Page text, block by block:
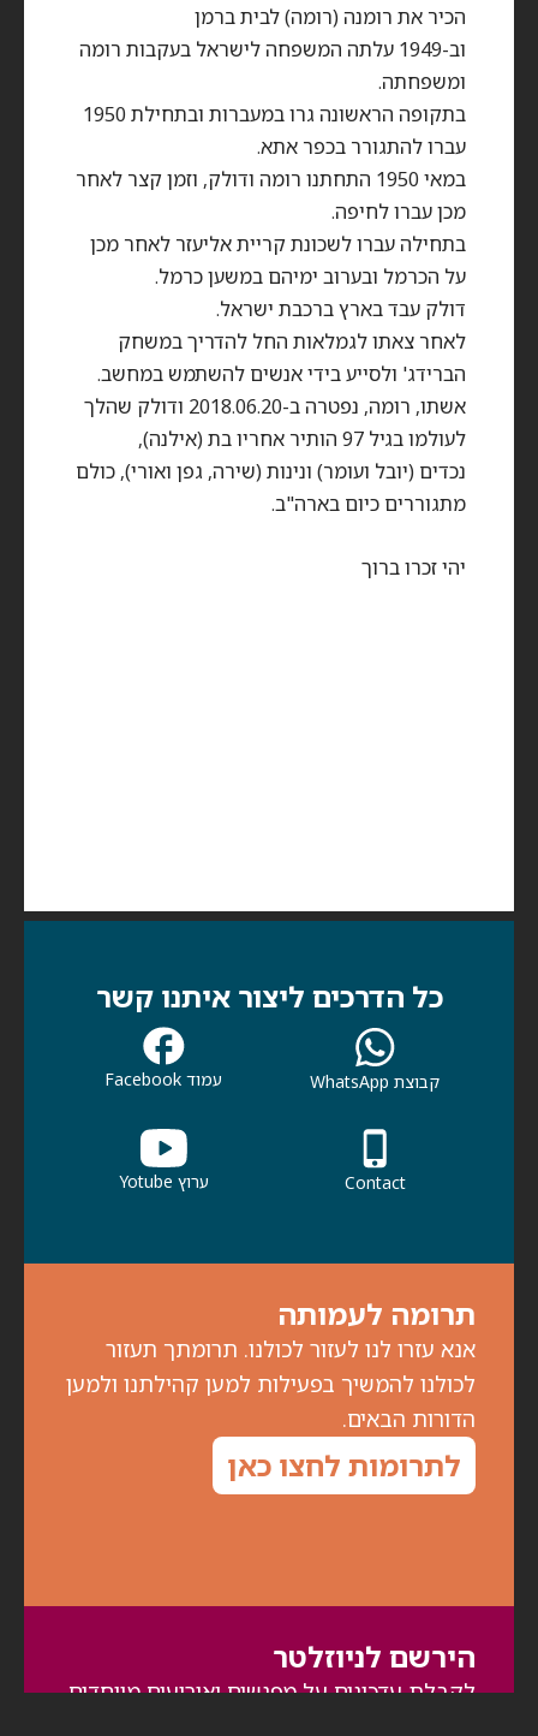
הכיר את רומנה (רומה) לבית ברמן
וב-1949 עלתה המשפחה לישראל בעקבות רומה
ומשפחתה.
בתקופה הראשונה גרו במעברות ובתחילת 1950
עברו להתגורר בכפר אתא.
במאי 1950 התחתנו רומה ודולק, וזמן קצר לאחר
מכן עברו לחיפה.
בתחילה עברו לשכונת קריית אליעזר לאחר מכן
על הכרמל ובערוב ימיהם במשען כרמל.
דולק עבד בארץ ברכבת ישראל.
לאחר צאתו לגמלאות החל להדריך במשחק
הברידג' ולסייע בידי אנשים להשתמש במחשב.
אשתו, רומה, נפטרה ב-2018.06.20 ודולק שהלך
לעולמו בגיל 97 הותיר אחריו בת (אילנה),
נכדים (יובל ועומר) ונינות (שירה, גפן ואורי), כולם
מתגוררים כיום בארה"ב.
יהי זכרו ברוך
הירשם לניוזלטר
לקבלת עדכונים על מפגשים ואירועים מיוחדים,
תרומה לעמותה
אנא עזרו לנו לעזור לכולנו. תרומתך תעזור
לכולנו להמשיך בפעילות למען קהילתנו ולמען
הדורות הבאים.
לתרומות לחצו כאן
כל הדרכים ליצור איתנו קשר
קבוצת WhatsApp עמוד Facebook
Contact ערוץ Yotube